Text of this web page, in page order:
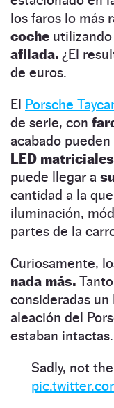
los faros lo más
coche
afilada. ¿El
de euros.
El Porsche
de serie, con
acabado pueden
LED
puede llegar a
cantidad a la
iluminación,
partes de la
Curiosamente,
nada más.
consideradas
aleación del
estaban intactas.
Sadly, not